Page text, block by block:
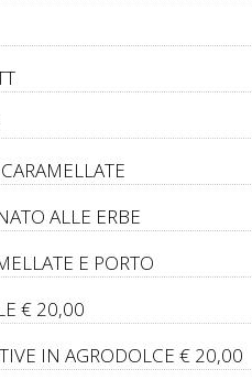
ALLE ERBE
E PORTO
€ 20,00
IN AGRODOLCE € 20,00